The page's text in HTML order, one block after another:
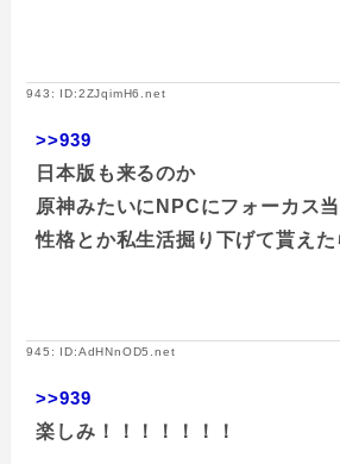
943: ID:2ZJqimH6.net
>>939
日本版も来るのか
原神みたいにNPCにフォーカス
性格とか私生活掘り下げて貰えた
945: ID:AdHNnOD5.net
>>939
楽しみ！！！！！！！